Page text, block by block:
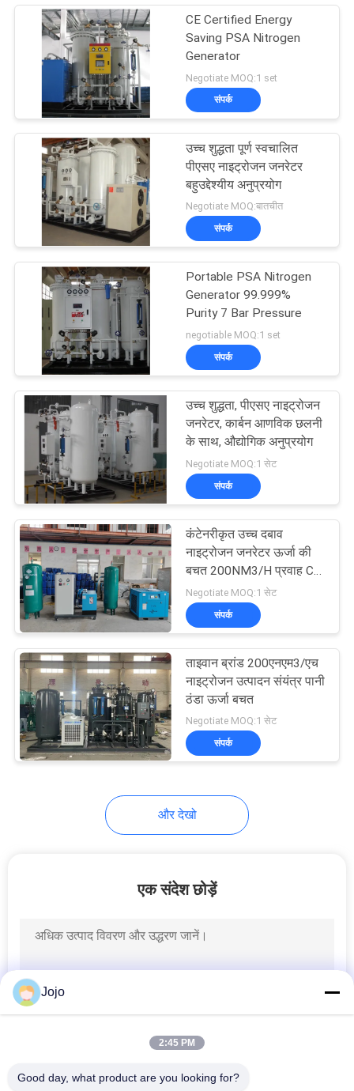
Hydrogen
Generators
Ammonia Cracker
Methanol Cracking
15
हाइड्रोजन ईंधन सेल
20
कार्बन कैप्चर समाधान
RX Gas Generator
CE Certified Energy
Saving PSA Nitrogen
Generator
Negotiate MOQ:1 set
संपर्क
उच्च शुद्धता पूर्ण स्वचालित
पीएसए नाइट्रोजन जनरेटर
बहुउद्देश्यीय अनुप्रयोग
Negotiate MOQ:बातचीत
संपर्क
Portable PSA Nitrogen
Generator 99.999%
Purity 7 Bar Pressure
negotiable MOQ:1 set
संपर्क
उच्च शुद्धता, पीएसए नाइट्रोजन
जनरेटर, कार्बन आणविक छलनी
के साथ, औद्योगिक अनुप्रयोग
Negotiate MOQ:1 सेट
संपर्क
कंटेनरीकृत उच्च दबाव
नाइट्रोजन जनरेटर ऊर्जा की
बचत 200NM3/H प्रवाह CE
ASME CCS ABS BV
Negotiate MOQ:1 सेट
संपर्क
ताइवान ब्रांड 200एनएम3/एच
नाइट्रोजन उत्पादन संयंत्र पानी
ठंडा ऊर्जा बचत
Negotiate MOQ:1 सेट
संपर्क
और देखो
एक संदेश छोड़ें
Jojo
2:45 PM
Good day, what product are you looking for?